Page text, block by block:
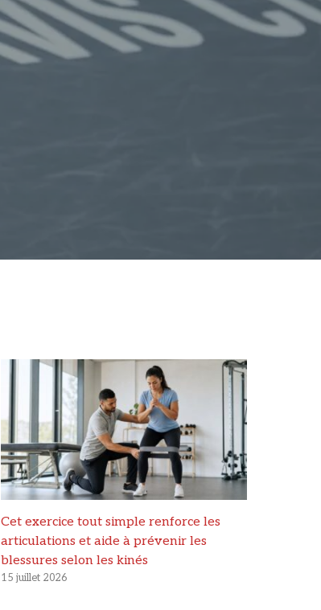
Cet exercice tout simple renforce les
articulations et aide à prévenir les
blessures selon les kinés
15 juillet 2026